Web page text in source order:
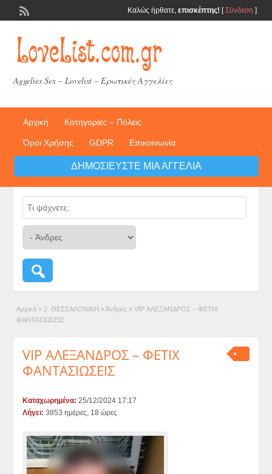
Καλώς ήρθατε, επισκέπτης! [Σύνδεση ]
Aggelies Sex – Lovelist – Ερωτικές Αγγελίες
Αρχική Κατηγορίες – Πόλεις
Όροι Χρήσης GDPR Επικοινωνία
ΔΗΜΟΣΙΕΎΣΤΕ ΜΙΑ ΑΓΓΕΛΊΑ
Αρχική » 2. ΘΕΣΣΑΛΟΝΙΚΗ » Άνδρες » VIP ΑΛΕΞΑΝΔΡΟΣ – ΦΕΤΙΧ
ΦΑΝΤΑΣΙΩΣΕΙΣ
VIP ΑΛΕΞΑΝΔΡΟΣ – ΦΕΤΙΧ
ΦΑΝΤΑΣΙΩΣΕΙΣ
Καταχωρημένα: 25/12/2024 17:17
Λήγει: 3853 ημέρες, 18 ώρες